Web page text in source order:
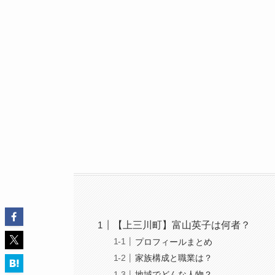
【上三川町】富山英子は何者？
プロフィールまとめ
家族構成と職業は？